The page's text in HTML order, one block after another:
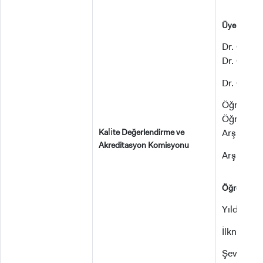
Kalite Değerlendirme ve
Akreditasyon Komisyonu
Üyeler:
Dr. Öğr.
Dr. Öğr.
Dr. Öğr.
Öğr. Gör.
Öğr. Gör.
Arş. Gör.
Arş. Gör.
Yıldırım
İlknur
Şevval